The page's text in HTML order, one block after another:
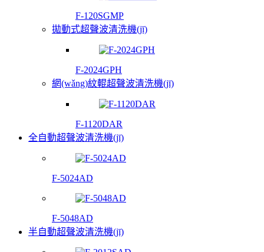
F-120SGMP
拋動式超聲波清洗機(jī)
F-2024GPH
網(wǎng)紋輥超聲波清洗機(jī)
F-1120DAR
全自動超聲波清洗機(jī)
F-5024AD
F-5048AD
半自動超聲波清洗機(jī)